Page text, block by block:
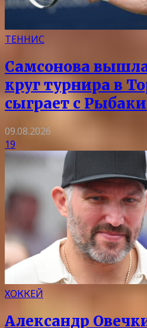
ТЕННИС
Самсонова
круг турнира в
сыграет с
09.08.2026
19
ХОККЕЙ
Александр